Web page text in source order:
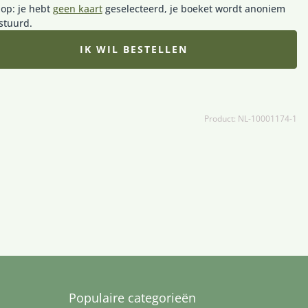
je hebt geen kaartgeselecteerd, je boeket wordt anoniem
IK WIL BESTELLEN
Product: NL-10001174-1
Populaire categorieën